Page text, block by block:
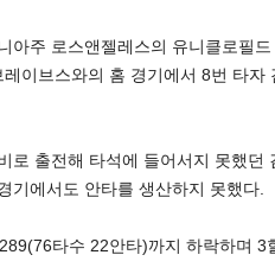
아주 로스앤젤레스의 유니클로필
이브스와의 홈 경기에서 8번 타자
로 출전해 타석에 들어서지 못했던
기에서도 안타를 생산하지 못했다.
타수 22안타)까지 하락하며 3